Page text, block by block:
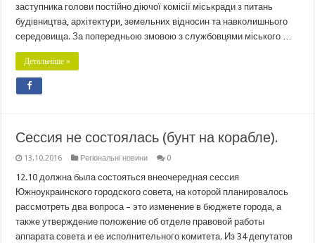
заступника голови постійно діючої комісії міськради з питань
будівництва, архітектури, земельних відносин та навколишнього
середовища. За попередньою змовою з службовцями міського …
Детальніше »
Сессия не состоялась (бунт на корабле).
13.10.2016 Регіональні новини 0
12.10 должна была состояться внеочередная сессия
Южноукраинского городского совета, на которой планировалось
рассмотреть два вопроса – это изменение в бюджете города, а
также утверждение положение об отделе правовой работы
аппарата совета и ее исполнительного комитета. Из 34 депутатов